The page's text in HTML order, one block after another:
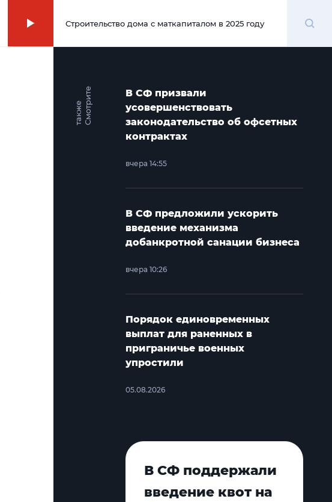
00:00
Строительство дома с маткапиталом в 2025 году
С
м
о
т
р и
т
е
т
а
к
ж
е
В СФ призвали
усовершенствовать
законодательство об офсетных
контрактах
вчера 14:55
В СФ предложили ускорить
введение механизма
добанкротной санации бизнеса
вчера 10:26
Порядок единовременных
выплат для раненных в
приграничье военных
упростили
05.08.2026
В СФ поддержали
введение квот на